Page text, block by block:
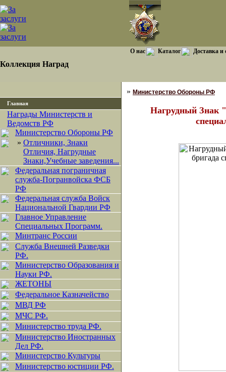
Коллекция Наград
О нас Каталог Доставка и
Главная
Награды Министерств и
Ведомств РФ
Министерство Обороны РФ
» Отличники, Знаки
Отличия, Нагрудные
Знаки,Учебные заведения...
Федеральная пограничная
служба-Погранвойска ФСБ
РФ
Федеральная служба Войск
Национальной Гвардии РФ
Главное Управление
Специальных Программ.
Минтранс России
Служба Внешней Разведки
РФ.
Министерство Образования и
Науки РФ.
ЖЕТОНЫ
Федеральное Казначейство
МВД РФ
МЧС РФ.
Министерство труда РФ.
Министерство Иностранных
Дел РФ.
Министерство Культуры
Министерство юстиции РФ.
» Министерство Обороны РФ
Нагрудный Знак